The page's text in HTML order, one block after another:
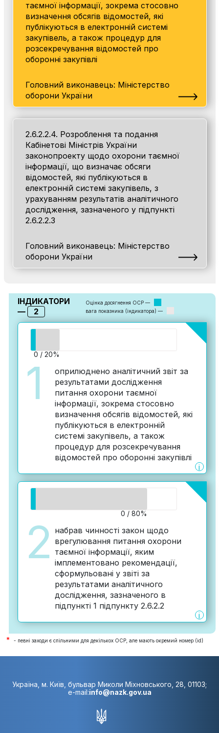
таємної інформації, зокрема стосовно
визначення обсягів відомостей, які
публікуються в електронній системі
закупівель, а також процедур для
розсекречування відомостей про
оборонні закупівлі
Головний виконавець: Міністерство
оборони України
2.6.2.2.4. Розроблення та подання
Кабінетові Міністрів України
законопроекту щодо охорони таємної
інформації, що визначає обсяги
відомостей, які публікуються в
електронній системі закупівель, з
урахуванням результатів аналітичного
дослідження, зазначеного у підпункті
2.6.2.2.3
Головний виконавець: Міністерство
оборони України
ІНДИКАТОРИ
—
2
Оцінка досягнення ОСР —
вага показника (індикатора) —
1
0 / 20%
оприлюднено аналітичний звіт за
результатами дослідження
питання охорони таємної
інформації, зокрема стосовно
визначення обсягів відомостей, які
публікуються в електронній
системі закупівель, а також
процедур для розсекречування
відомостей про оборонні закупівлі
i
2
0 / 80%
набрав чинності закон щодо
врегулювання питання охорони
таємної інформації, яким
імплементовано рекомендації,
сформульовані у звіті за
результатами аналітичного
дослідження, зазначеного в
підпункті 1 підпункту 2.6.2.2
i
* - певні заходи є спільними для декількох ОСР, але мають окремий номер (id)
Україна, м. Київ, бульвар Миколи Міхновського, 28, 01103;
e-mail:info@nazk.gov.ua